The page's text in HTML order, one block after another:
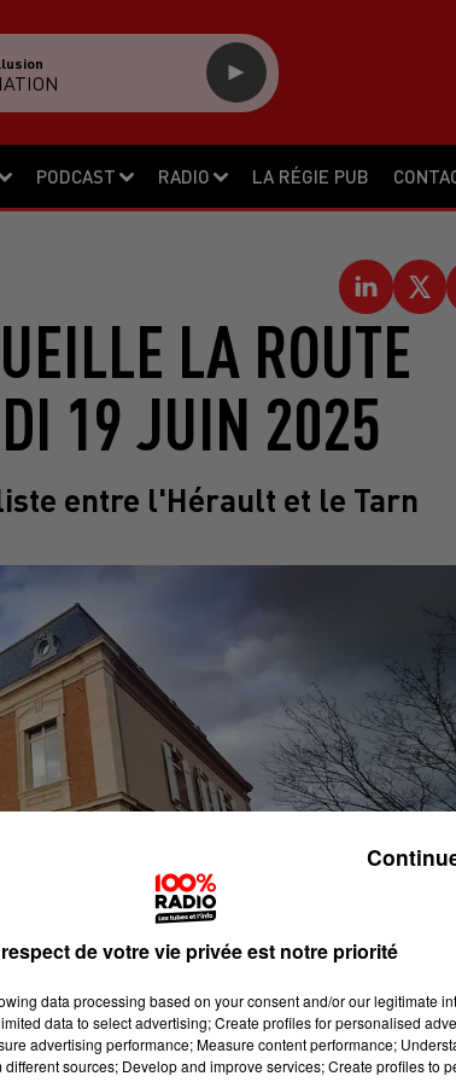
PODCAST RADIO LA RÉGIE PUB
LA ROUTE
19 JUIN 2025
entre l'Hérault et le Tarn
de votre vie privée est notre priorité
data processing based on your consent and/or our legitimate
data to select advertising; Create profiles for personalised
advertising performance; Measure content performance;
sources; Develop and improve services; Create profiles to